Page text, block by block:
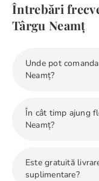
Întrebări
Târgu Neamț
Unde pot
Neamț?
Floria livrează
Neamț.
În cât timp ajung
Neamț?
Florile comandate
Neamț în 2-4 ore
Este gratuită
suplimentare?